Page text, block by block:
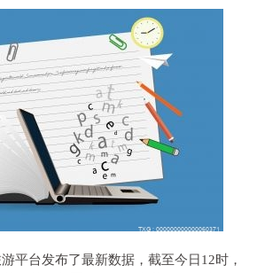
平台发布了最新数据，截至今日12时，